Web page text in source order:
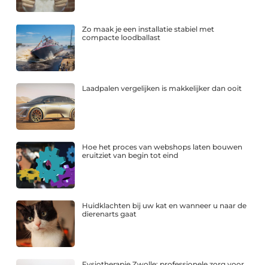
Zo maak je een installatie stabiel met
compacte loodballast
Laadpalen vergelijken is makkelijker dan ooit
Hoe het proces van webshops laten bouwen
eruitziet van begin tot eind
Huidklachten bij uw kat en wanneer u naar de
dierenarts gaat